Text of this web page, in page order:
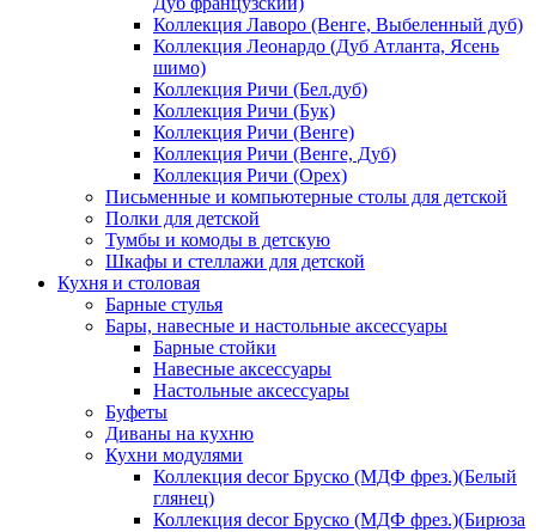
Коллекция Лаворо (Венге, Выбеленный дуб)
Коллекция Леонардо (Дуб Атланта, Ясень
шимо)
Коллекция Ричи (Бел.дуб)
Коллекция Ричи (Бук)
Коллекция Ричи (Венге)
Коллекция Ричи (Венге, Дуб)
Коллекция Ричи (Орех)
Письменные и компьютерные столы для детской
Полки для детской
Тумбы и комоды в детскую
Шкафы и стеллажи для детской
Кухня и столовая
Барные стулья
Бары, навесные и настольные аксессуары
Барные стойки
Навесные аксессуары
Настольные аксессуары
Буфеты
Диваны на кухню
Кухни модулями
Коллекция decor Бруско (МДФ фрез.)(Белый
глянец)
Коллекция decor Бруско (МДФ фрез.)(Бирюза